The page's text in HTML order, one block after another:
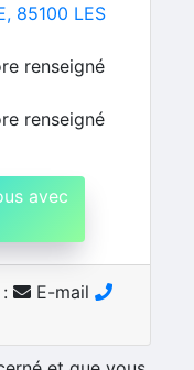
85100 LES
renseigné
renseigné
avec
E-mail